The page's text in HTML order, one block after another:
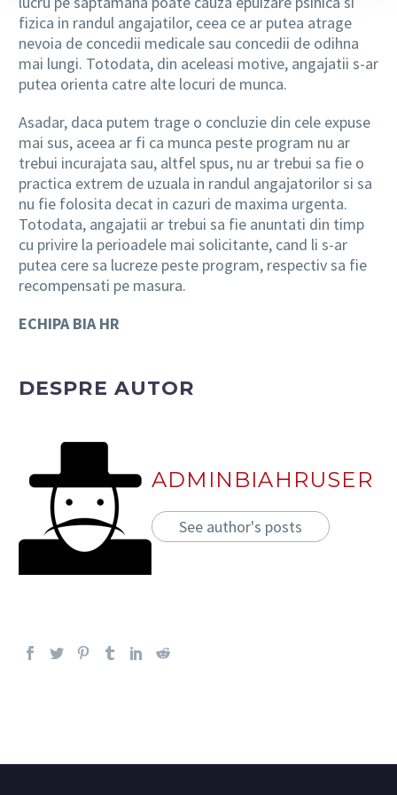
fizica in randul angajatilor, ceea ce ar putea atrage
nevoia de concedii medicale sau concedii de odihna
mai lungi. Totodata, din aceleasi motive, angajatii s-ar
putea orienta catre alte locuri de munca.
Asadar, daca putem trage o concluzie din cele expuse
mai sus, aceea ar fi ca munca peste program nu ar
trebui incurajata sau, altfel spus, nu ar trebui sa fie o
practica extrem de uzuala in randul angajatorilor si sa
nu fie folosita decat in cazuri de maxima urgenta.
Totodata, angajatii ar trebui sa fie anuntati din timp
cu privire la perioadele mai solicitante, cand li s-ar
putea cere sa lucreze peste program, respectiv sa fie
recompensati pe masura.
ECHIPA BIA HR
DESPRE AUTOR
ADMINBIAHRUSER
See author's posts